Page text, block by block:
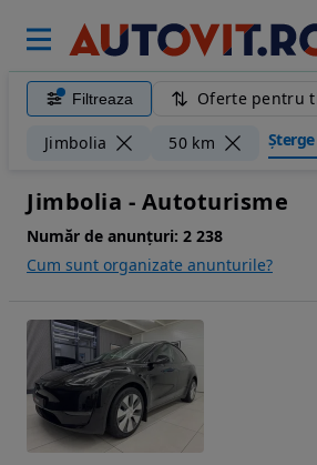
Filtreaza Oferte pentru
Jimbolia 50 km
Jimbolia - Autoturisme
Număr de anunțuri: 2 238
Cum sunt organizate anunturile?